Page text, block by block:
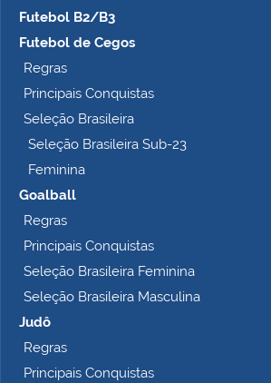
Futebol B2/B3
Futebol de Cegos
Regras
Principais Conquistas
Seleção Brasileira
Seleção Brasileira Sub-23
Feminina
Goalball
Regras
Principais Conquistas
Seleção Brasileira Feminina
Seleção Brasileira Masculina
Judô
Regras
Principais Conquistas